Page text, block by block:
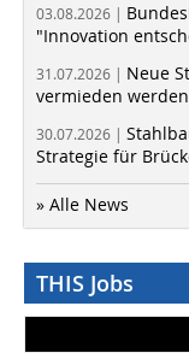
03.08.2026 |
"Innovation
31.07.2026 | Neue
vermieden werden
30.07.2026 |
Strategie für
» Alle News
THIS Jobs